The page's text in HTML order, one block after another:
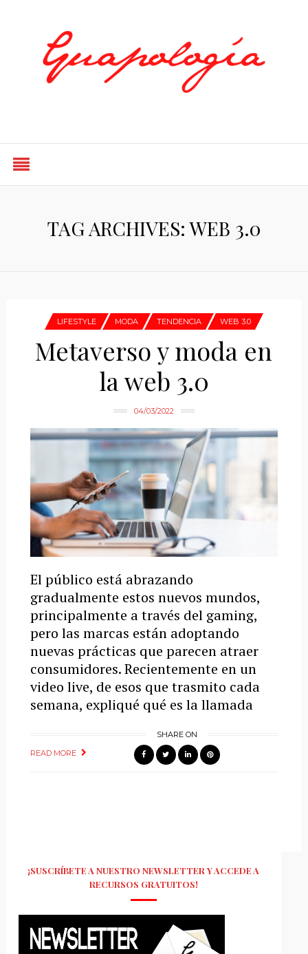
TAG ARCHIVES: WEB 3.0
LIFESTYLE MODA TENDENCIA WEB 3.0
Metaverso y moda en
la web 3.0
04/03/2022
El público está abrazando
gradualmente estos nuevos mundos,
principalmente a través del gaming,
pero las marcas están adoptando
nuevas prácticas que parecen atraer
consumidores. Recientemente en un
video live, de esos que trasmito cada
semana, expliqué qué es la llamada
READ MORE
SHARE ON
¡SUSCRÍBETE A NUESTRO NEWSLETTER Y ACCEDE A
RECURSOS GRATUITOS!